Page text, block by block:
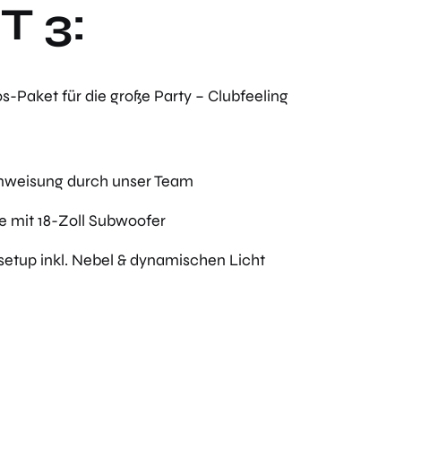
3:
Paket für die große Party – Clubfeeling
durch unser Team
mit 18-Zoll Subwoofer
inkl. Nebel & dynamischen Licht